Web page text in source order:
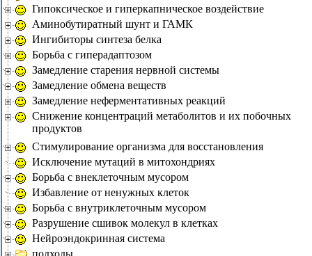
Гипоксическое и гиперкапническое воздействие
Аминобутиратный шунт и ГАМК
Ингибиторы синтеза белка
Борьба с гиперадаптозом
Замедление старения нервной системы
Замедление обмена веществ
Замедление неферментативных реакций
Снижение концентраций метаболитов и их побочных
продуктов
Стимулирование организма для восстановления
Исключение мутаций в митохондриях
Борьба с внеклеточным мусором
Избавление от ненужных клеток
Борьба с внутриклеточным мусором
Разрушение сшивок молекул в клетках
Нейроэндокринная система
подходы